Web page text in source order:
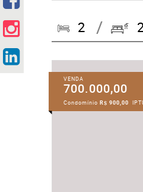
2
VENDA
700.000,00
Condomínio R$ 900,00